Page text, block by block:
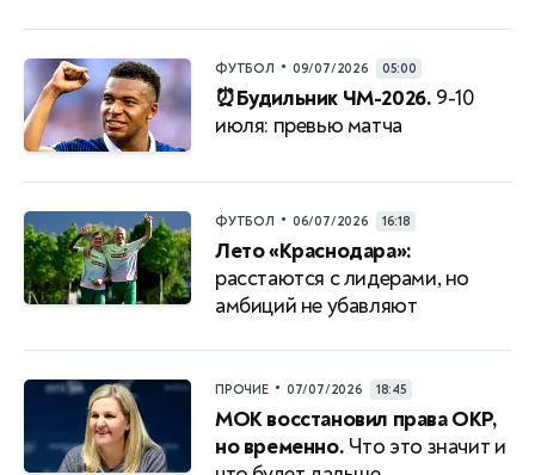
ФУТБОЛ • 09/07/2026 05:00
⏰Будильник ЧМ-2026. 9-10
июля: превью матча
ФУТБОЛ • 06/07/2026 16:18
Лето «Краснодара»:
расстаются с лидерами, но
амбиций не убавляют
ПРОЧИЕ • 07/07/2026 18:45
МОК восстановил права ОКР,
но временно. Что это значит и